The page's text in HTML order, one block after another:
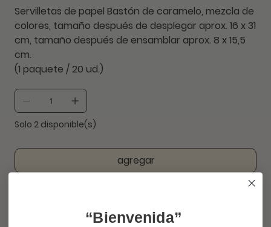
Servilletas de papel Bastón de caramelo, mezcla de
colores, tamaño después de desplegar aprox. 16 x 31
cm, tamaño después de ensamblar aprox. 8 x 15,5
cm.
(1 paquete / 20 ud.)
Solo 2 disponible(s)
agregar
“Bienvenida”